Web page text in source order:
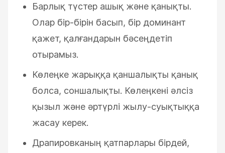
Барлық түстер ашық және қанықты.
Олар бір-бірін басып, бір доминант
қажет, қалғандарын бәсеңдетіп
отырамыз.
Көлеңке жарыққа қаншалықты қанық
болса, соншалықты. Көлеңкені әлсіз
қызыл және әртүрлі жылу-суықтыққа
жасау керек.
Драпировканың қатпарлары бірдей,